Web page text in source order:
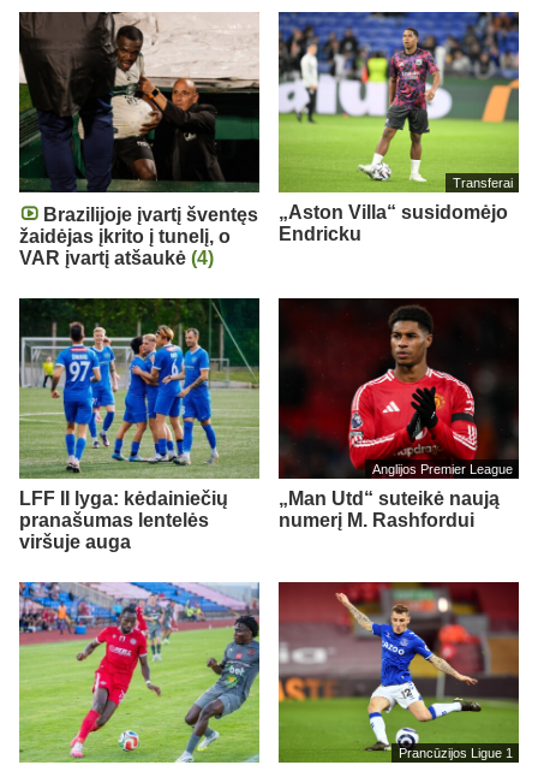
Brazilijoje įvartį šventęs
žaidėjas įkrito į tunelį, o
VAR įvartį atšaukė (4)
Transferai
„Aston Villa“ susidomėjo
Endricku
LFF II lyga: kėdainiečių
pranašumas lentelės
viršuje auga
Anglijos Premier League
„Man Utd“ suteikė naują
numerį M. Rashfordui
Prancūzijos Ligue 1